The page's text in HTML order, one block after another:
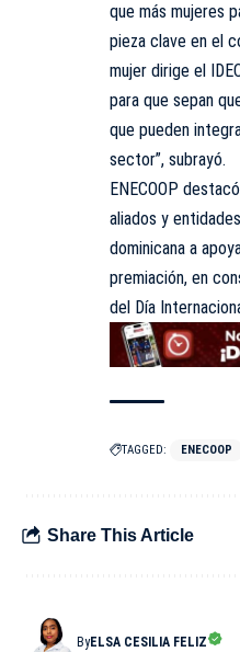
que más mujeres
pieza clave en el
mujer dirige el
para que sepan
que pueden
sector”, subrayó.
ENECOOP
aliados y
dominicana a
premiación, en
del Día
TAGGED: ENECOOP
Share This Article
ByELSA CESILIA FELIZ